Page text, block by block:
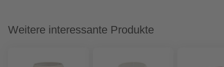
Weitere interessante Produkte